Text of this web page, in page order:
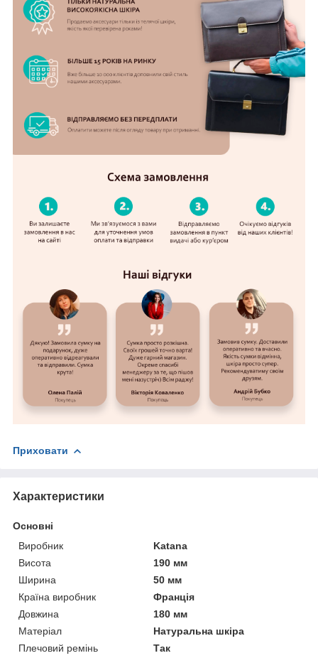
Приховати
Характеристики
Основні
Виробник
Katana
Висота
190 мм
Ширина
50 мм
Країна виробник
Франція
Довжина
180 мм
Матеріал
Натуральна шкіра
Плечовий ремінь
Так